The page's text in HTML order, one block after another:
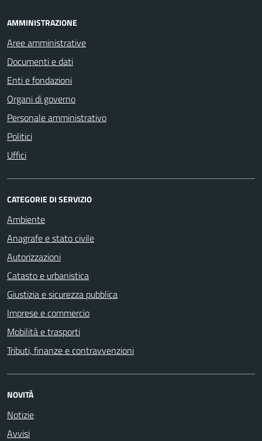
AMMINISTRAZIONE
Aree amministrative
Documenti e dati
Enti e fondazioni
Organi di governo
Personale amministrativo
Politici
Uffici
CATEGORIE DI SERVIZIO
Ambiente
Anagrafe e stato civile
Autorizzazioni
Catasto e urbanistica
Giustizia e sicurezza pubblica
Imprese e commercio
Mobilità e trasporti
Tributi, finanze e contravvenzioni
NOVITÀ
Notizie
Avvisi